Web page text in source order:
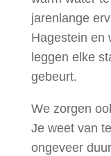
jarenlange
Hagestein en
leggen elke
gebeurt.
We zorgen
Je weet van
ongeveer